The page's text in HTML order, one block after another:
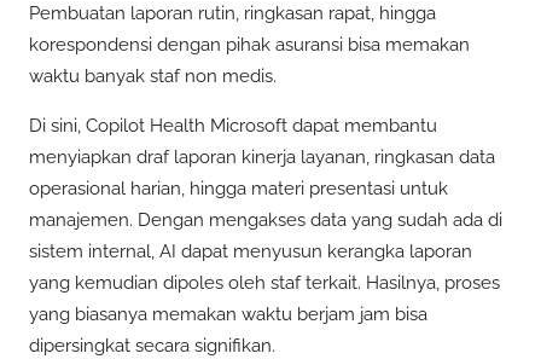
Pembuatan laporan rutin, ringkasan rapat, hingga
korespondensi dengan pihak asuransi bisa memakan
waktu banyak staf non medis.
Di sini, Copilot Health Microsoft dapat membantu
menyiapkan draf laporan kinerja layanan, ringkasan data
operasional harian, hingga materi presentasi untuk
manajemen. Dengan mengakses data yang sudah ada di
sistem internal, AI dapat menyusun kerangka laporan
yang kemudian dipoles oleh staf terkait. Hasilnya, proses
yang biasanya memakan waktu berjam jam bisa
dipersingkat secara signifikan.